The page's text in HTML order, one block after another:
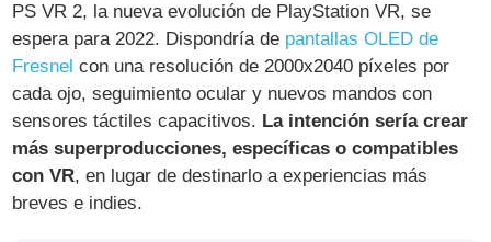
PS VR 2, la nueva evolución de PlayStation VR, se
espera para 2022. Dispondría de pantallas OLED de
Fresnel con una resolución de 2000x2040 píxeles por
cada ojo, seguimiento ocular y nuevos mandos con
sensores táctiles capacitivos. La intención sería crear
más superproducciones, específicas o compatibles
con VR, en lugar de destinarlo a experiencias más
breves e indies.